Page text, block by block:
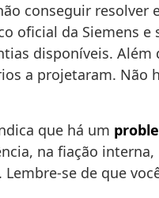
conseguir
da Siemens
disponíveis.
a projetaram. Não
que há um
na fiação
se de que